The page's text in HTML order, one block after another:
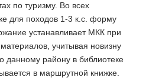
по туризму. Во всех
для походов 1-3 к.с. форму
устанавливает МКК при
учитывая новизну
району в библиотеке
в маршрутной книжке.